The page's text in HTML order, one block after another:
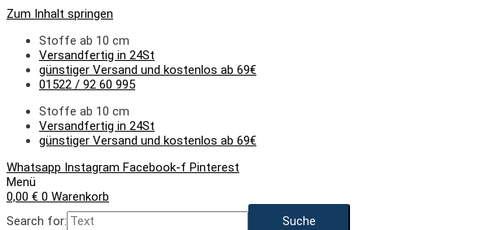
Zum Inhalt springen
Stoffe ab 10 cm
Versandfertig in 24St
günstiger Versand und kostenlos ab 69€
01522 / 92 60 995
Stoffe ab 10 cm
Versandfertig in 24St
günstiger Versand und kostenlos ab 69€
Whatsapp Instagram Facebook-f Pinterest
Menü
0,00 € 0 Warenkorb
Search for: